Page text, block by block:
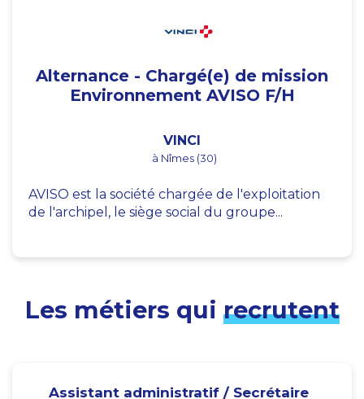
Alternance - Chargé(e) de mission
Environnement AVISO F/H
VINCI
à Nîmes (30)
AVISO est la société chargée de l'exploitation
de l'archipel, le siège social du groupe...
Les métiers qui recrutent
Assistant administratif / Secrétaire